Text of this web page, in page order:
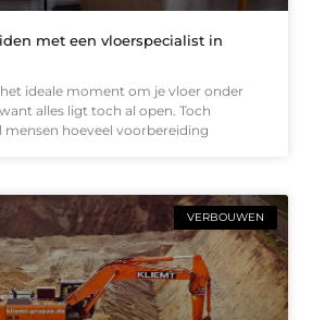
met een vloerspecialist in
ideale moment om je vloer onder
alles ligt toch al open. Toch
mensen hoeveel voorbereiding
VERBOUWEN